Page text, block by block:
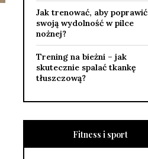
Jak trenować, aby poprawić
swoją wydolność w pilce
nożnej?
Trening na bieżni – jak
skutecznie spalać tkankę
tłuszczową?
Fitness i sport